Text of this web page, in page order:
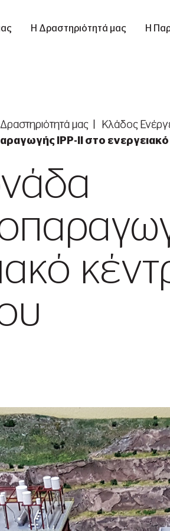
Η Δραστηριότητά μας Η
μας Κλάδος
IPP-II στο